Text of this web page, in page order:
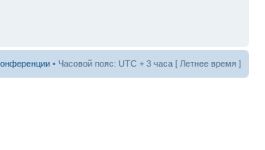
• Часовой пояс: UTC + 3 часа [ Летнее время ]